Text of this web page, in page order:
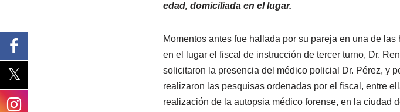
edad, domiciliada en el lugar.
Momentos antes fue hallada por su pareja en una de
en el lugar el fiscal de instrucción de tercer turno, Dr.
solicitaron la presencia del médico policial Dr. Pérez, y
realizaron las pesquisas ordenadas por el fiscal, entre
realización de la autopsia médico forense, en la ciudad